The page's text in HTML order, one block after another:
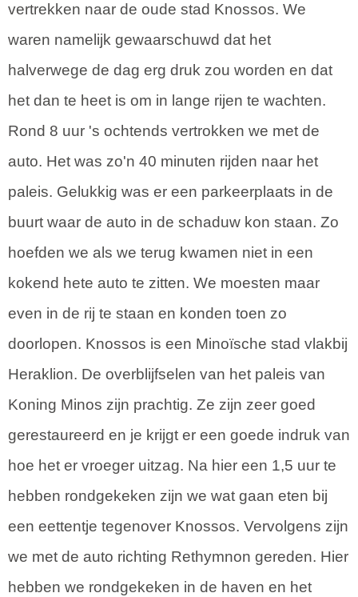
vertrekken naar de oude stad Knossos. We
waren namelijk gewaarschuwd dat het
halverwege de dag erg druk zou worden en dat
het dan te heet is om in lange rijen te wachten.
Rond 8 uur 's ochtends vertrokken we met de
auto. Het was zo'n 40 minuten rijden naar het
paleis. Gelukkig was er een parkeerplaats in de
buurt waar de auto in de schaduw kon staan. Zo
hoefden we als we terug kwamen niet in een
kokend hete auto te zitten. We moesten maar
even in de rij te staan en konden toen zo
doorlopen. Knossos is een Minoïsche stad vlakbij
Heraklion. De overblijfselen van het paleis van
Koning Minos zijn prachtig. Ze zijn zeer goed
gerestaureerd en je krijgt er een goede indruk van
hoe het er vroeger uitzag. Na hier een 1,5 uur te
hebben rondgekeken zijn we wat gaan eten bij
een eettentje tegenover Knossos. Vervolgens zijn
we met de auto richting Rethymnon gereden. Hier
hebben we rondgekeken in de haven en het